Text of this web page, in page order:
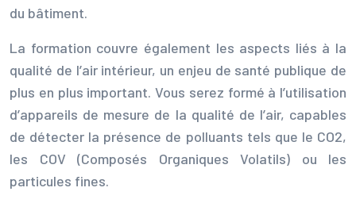
du bâtiment.
La formation couvre également les aspects liés à la
qualité de l’air intérieur, un enjeu de santé publique de
plus en plus important. Vous serez formé à l’utilisation
d’appareils de mesure de la qualité de l’air, capables
de détecter la présence de polluants tels que le CO2,
les COV (Composés Organiques Volatils) ou les
particules fines.